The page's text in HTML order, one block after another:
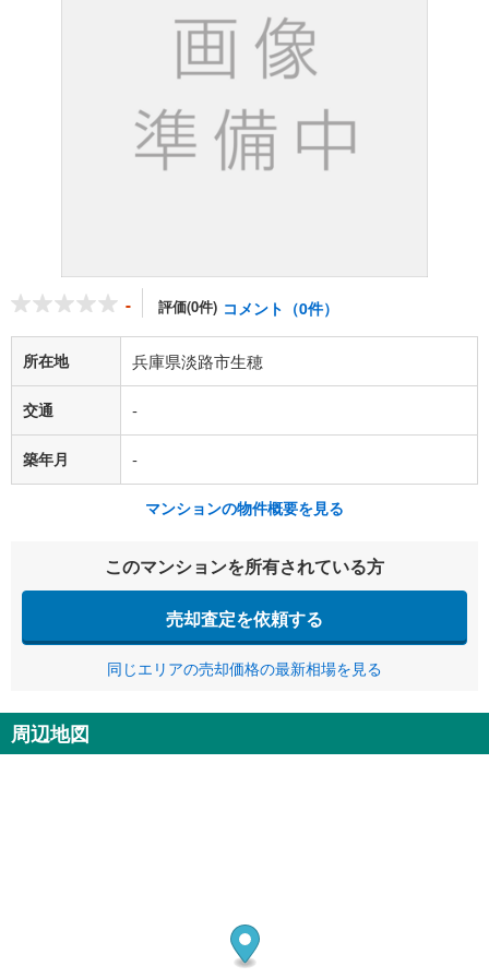
- 評価(0件) コメント（0件）
所在地 兵庫県淡路市生穂
交通 -
築年月 -
マンションの物件概要を見る
このマンションを所有されている方
売却査定を依頼する
同じエリアの売却価格の最新相場を見る
周辺地図